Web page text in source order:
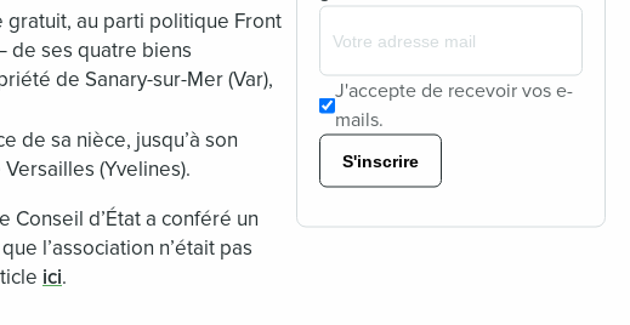
au parti politique Front
de ses quatre biens
de Sanary-sur-Mer (Var),
de sa nièce, jusqu’à son
(Yvelines).
d’État a conféré un
l’association n’était pas
ici.
J'accepte de recevoir vos e-
mails.
S'inscrire